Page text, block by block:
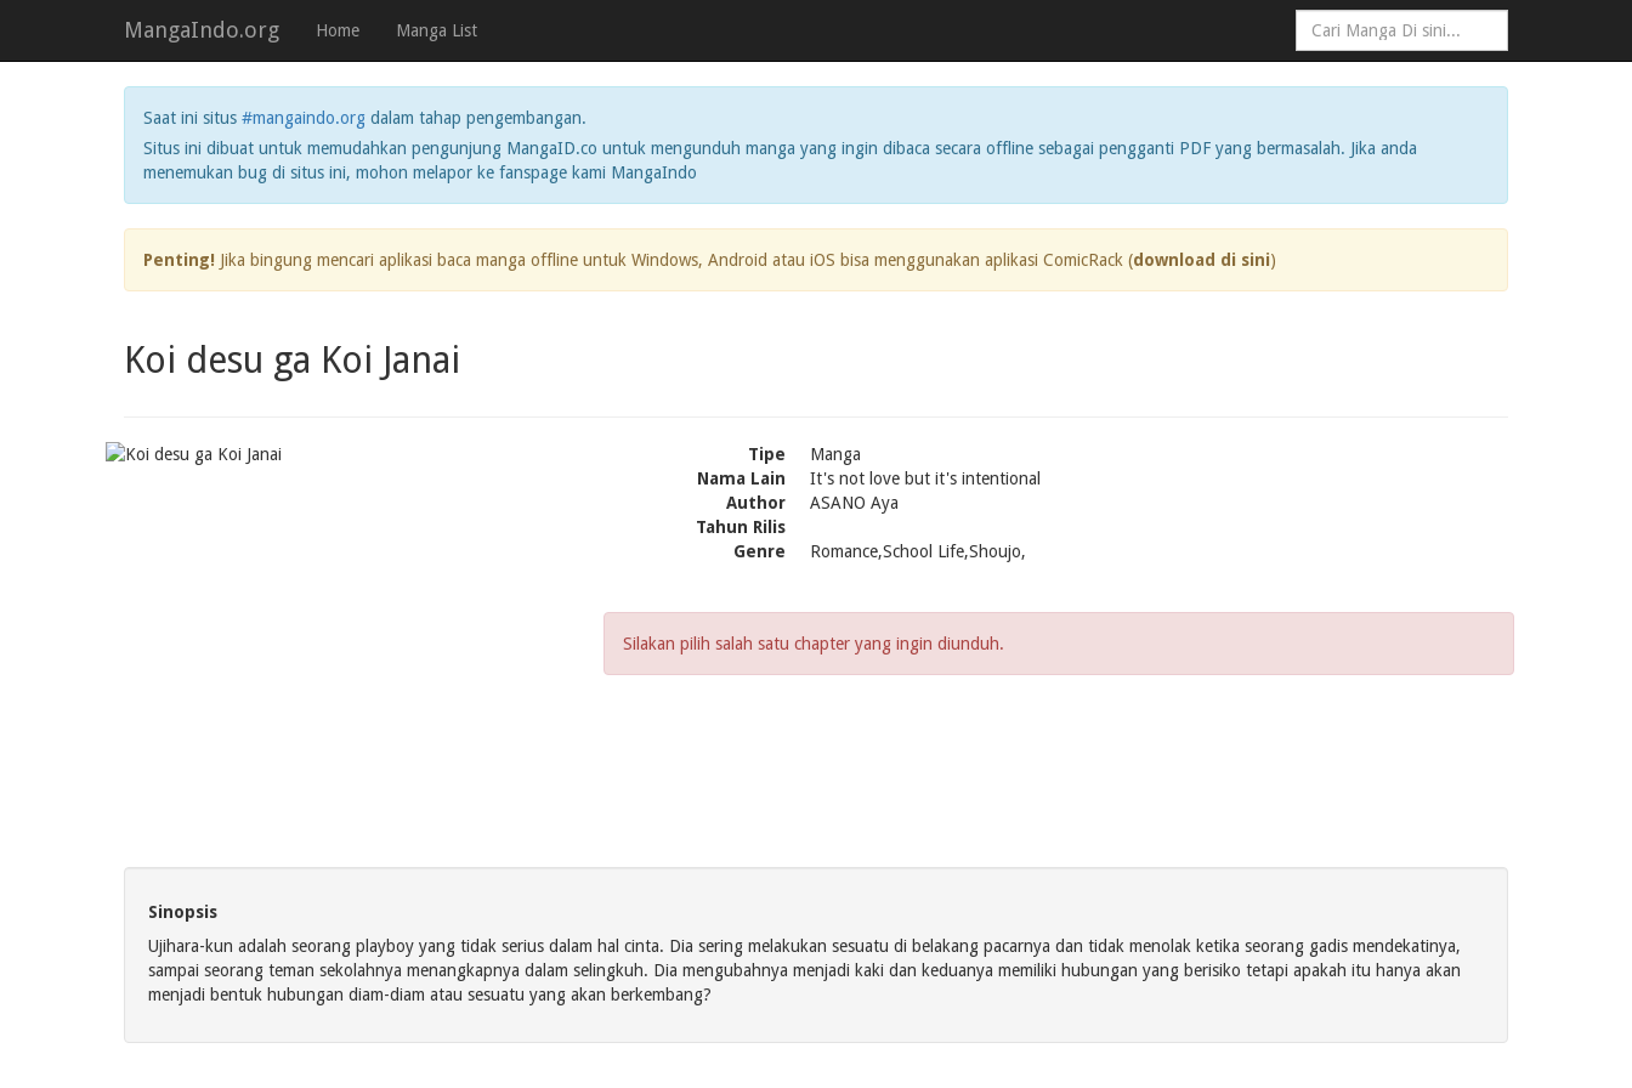
MangaIndo.org Home Manga List
Saat ini situs #mangaindo.org dalam tahap pengembangan.
Situs ini dibuat untuk memudahkan pengunjung MangaID.co untuk mengunduh manga yang ingin dibaca secara offline sebagai pengganti PDF yang bermasalah. Jika anda
menemukan bug di situs ini, mohon melapor ke fanspage kami MangaIndo
Penting! Jika bingung mencari aplikasi baca manga offline untuk Windows, Android atau iOS bisa menggunakan aplikasi ComicRack (download di sini)
Koi desu ga Koi Janai
Tipe
Manga
Nama Lain
It's not love but it's intentional
Author
ASANO Aya
Tahun Rilis
Genre
Romance,School Life,Shoujo,
Silakan pilih salah satu chapter yang ingin diunduh.
Sinopsis
Ujihara-kun adalah seorang playboy yang tidak serius dalam hal cinta. Dia sering melakukan sesuatu di belakang pacarnya dan tidak menolak ketika seorang gadis mendekatinya,
sampai seorang teman sekolahnya menangkapnya dalam selingkuh. Dia mengubahnya menjadi kaki dan keduanya memiliki hubungan yang berisiko tetapi apakah itu hanya akan
menjadi bentuk hubungan diam-diam atau sesuatu yang akan berkembang?